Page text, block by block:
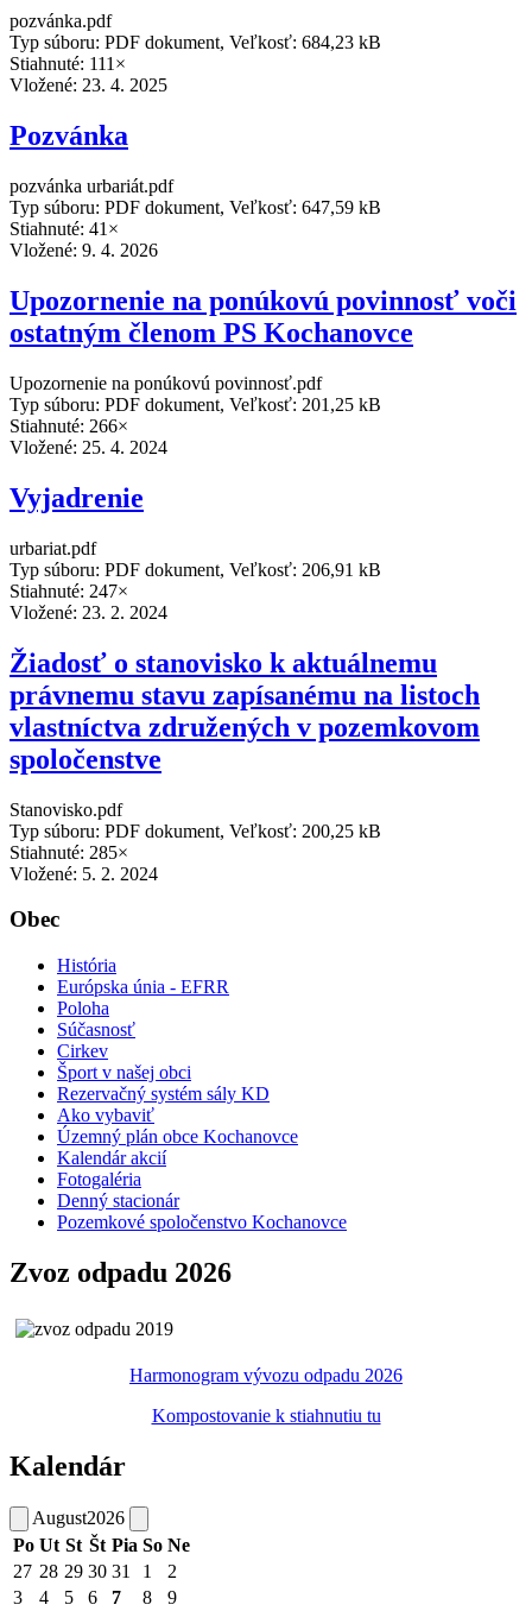
pozvánka.pdf
Typ súboru: PDF dokument, Veľkosť: 684,23 kB
Stiahnuté: 111×
Vložené: 23. 4. 2025
Pozvánka
pozvánka urbariát.pdf
Typ súboru: PDF dokument, Veľkosť: 647,59 kB
Stiahnuté: 41×
Vložené: 9. 4. 2026
Upozornenie na ponúkovú povinnosť voči
ostatným členom PS Kochanovce
Upozornenie na ponúkovú povinnosť.pdf
Typ súboru: PDF dokument, Veľkosť: 201,25 kB
Stiahnuté: 266×
Vložené: 25. 4. 2024
Vyjadrenie
urbariat.pdf
Typ súboru: PDF dokument, Veľkosť: 206,91 kB
Stiahnuté: 247×
Vložené: 23. 2. 2024
Žiadosť o stanovisko k aktuálnemu
právnemu stavu zapísanému na listoch
vlastníctva združených v pozemkovom
spoločenstve
Stanovisko.pdf
Typ súboru: PDF dokument, Veľkosť: 200,25 kB
Stiahnuté: 285×
Vložené: 5. 2. 2024
Obec
História
Európska únia - EFRR
Poloha
Súčasnosť
Cirkev
Šport v našej obci
Rezervačný systém sály KD
Ako vybaviť
Územný plán obce Kochanovce
Kalendár akcií
Fotogaléria
Denný stacionár
Pozemkové spoločenstvo Kochanovce
Zvoz odpadu 2026
Harmonogram vývozu odpadu 2026
Kompostovanie k stiahnutiu tu
Kalendár
August2026
Po Ut St Št Pia So Ne
27 28 29 30 31 1
2
3
4 5 6 7 8
9